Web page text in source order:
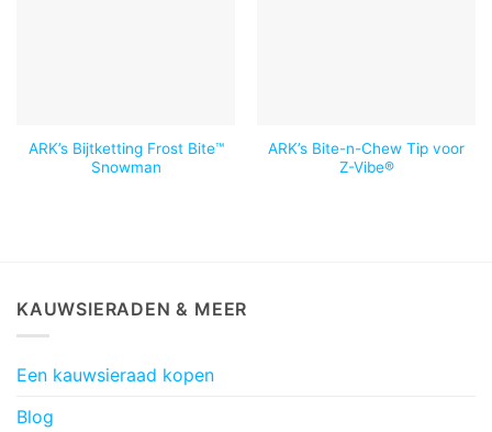
ARK’s Bijtketting Frost Bite™
Snowman
ARK’s Bite-n-Chew Tip voor
Z-Vibe®
KAUWSIERADEN & MEER
Een kauwsieraad kopen
Blog